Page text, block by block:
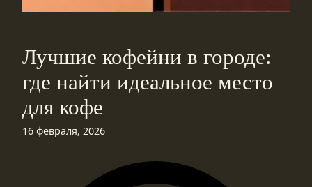
Лучшие кофейни в городе:
где найти идеальное место
для кофе
16 февраля, 2026